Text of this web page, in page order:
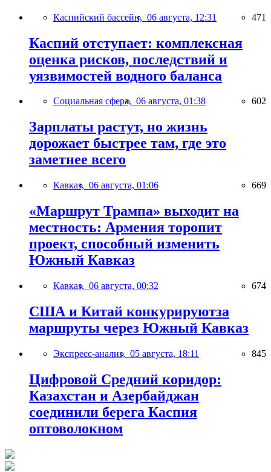
Каспийский бассейн, 06 августа, 12:31 471
Каспий отступает: комплексная
оценка рисков, последствий и
уязвимостей водного баланса
Социальная сфера, 06 августа, 01:38 602
Зарплаты растут, но жизнь
дорожает быстрее там, где это
заметнее всего
Кавказ, 06 августа, 01:06 669
«Маршрут Трампа» выходит на
местность: Армения торопит
проект, способный изменить
Южный Кавказ
Кавказ, 06 августа, 00:32 674
США и Китай конкурируютза
маршруты через Южный Кавказ
Экспресс-анализ, 05 августа, 18:11 845
Цифровой Средний коридор:
Казахстан и Азербайджан
соединили берега Каспия
оптоволокном